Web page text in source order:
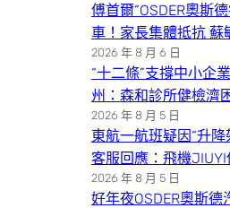
傅首爾“OSDER奧斯
車！家長集體抵抗 蘇
2026 年 8 月 6 日
“十二條”支撐中小企
州：森和診所健檢濟
2026 年 8 月 5 日
東航一航班疑因“升降
客服回應：飛機
2026 年 8 月 5 日
好年夜OSDER奧斯德